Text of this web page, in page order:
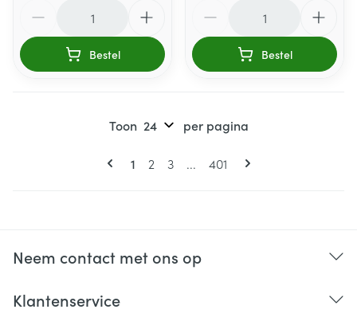
Bestel Bestel
Pagina's
U lees momenteel pagina
1 Pagina
2 Pagina
3 ... Pagina
401
Toon per pagina
Neem contact met ons op
Klantenservice